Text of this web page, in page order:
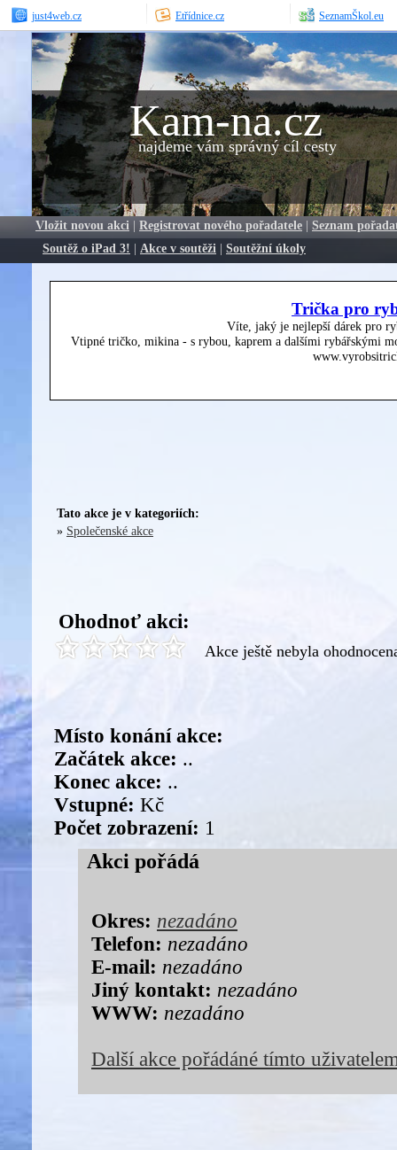
just4web.cz Etřídnice.cz SeznamŠkol.eu
Kam-na.cz
najdeme vám správný cíl cesty
Vložit novou akci | Registrovat nového pořadatele | Seznam
Soutěž o iPad 3! | Akce v soutěži | Soutěžní úkoly
Trička pro
Víte, jaký je nejlepší dárek pro
Vtipné tričko, mikina - s rybou, kaprem a dalšími rybářskými
Tato akce je v kategoriích:
» Společenské akce
Ohodnoť akci:
Akce ještě nebyla
Místo konání akce:
Začátek akce: ..
Konec akce: ..
Vstupné: Kč
Počet zobrazení: 1
Akci pořádá
Okres: nezadáno
Telefon: nezadáno
E-mail: nezadáno
Jiný kontakt: nezadáno
WWW: nezadáno
Další akce pořádáné tímto